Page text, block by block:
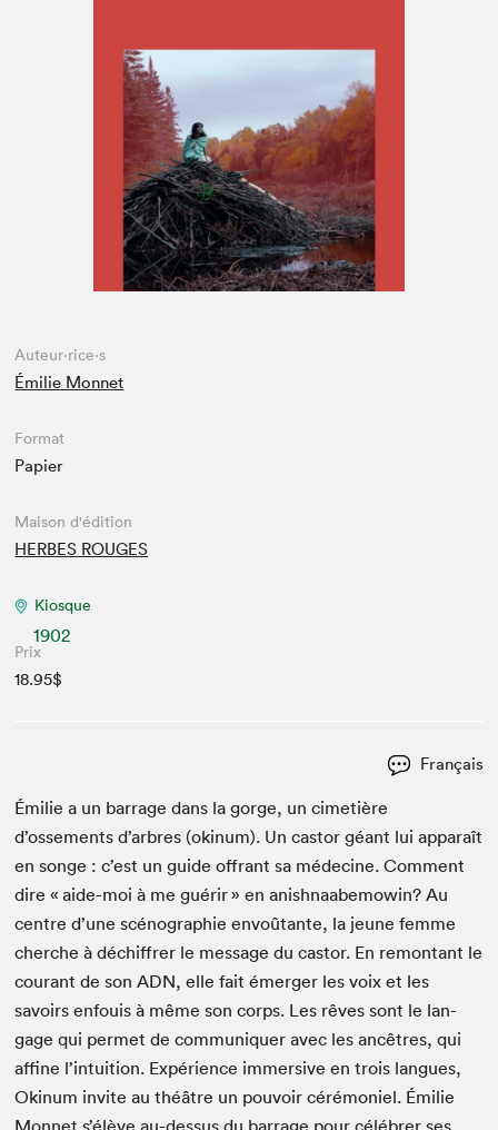
Auteur·rice·s
Émilie Monnet
Format
Papier
Maison d'édition
HERBES ROUGES
Kiosque
1902
Prix
18.95$
Français
Émi­lie a un bar­rage dans la gorge, un cimetière
d’ossements d’arbres (okinum). Un cas­tor géant lui appa­raît
en songe : c’est un guide offrant sa médecine. Com­ment
dire « aide-moi à me guérir » en anish­naabe­mowin? Au
cen­tre d’une scéno­gra­phie envoû­tante, la jeune femme
cherche à déchiffr­er le mes­sage du cas­tor. En remon­tant le
courant de sonADN, elle fait émerg­er les voix et les
savoirs enfouis à même son corps. Les rêves sont le lan­
gage qui per­met de com­mu­ni­quer avec les ancêtres, qui
affine l’intuition. Expéri­ence immer­sive en trois langues,
Okinum invite au théâtre un pou­voir céré­moniel. Émi­lie